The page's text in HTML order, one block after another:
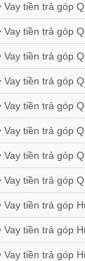
Vay tiền trả góp
Vay tiền trả góp
Vay tiền trả góp
Vay tiền trả góp
Vay tiền trả góp
Vay tiền trả góp
Vay tiền trả góp
Vay tiền trả góp
Vay tiền trả góp
Vay tiền trả góp
Vay tiền trả góp